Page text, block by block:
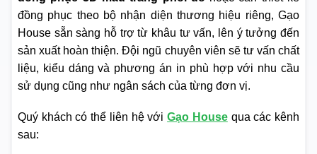
đồng phục theo bộ nhận diện thương hiệu riêng, Gạo
House sẵn sàng hỗ trợ từ khâu tư vấn, lên ý tưởng đến
sản xuất hoàn thiện. Đội ngũ chuyên viên sẽ tư vấn chất
liệu, kiểu dáng và phương án in phù hợp với nhu cầu
sử dụng cũng như ngân sách của từng đơn vị.
Quý khách có thể liên hệ vớiGạo Housequa các kênh
sau: